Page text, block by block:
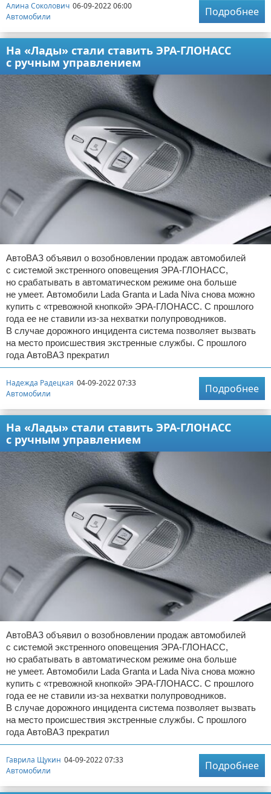
Алина Соколович 06-09-2022 06:00
Автомобили
Подробнее
На «Лады» стали ставить ЭРА-ГЛОНАСС
с ручным управлением
АвтоВАЗ объявил о возобновлении продаж автомобилей
с системой экстренного оповещения ЭРА-ГЛОНАСС,
но срабатывать в автоматическом режиме она больше
не умеет. Автомобили Lada Granta и Lada Niva снова можно
купить с «тревожной кнопкой» ЭРА-ГЛОНАСС. С прошлого
года ее не ставили из-за нехватки полупроводников.
В случае дорожного инцидента система позволяет вызвать
на место происшествия экстренные службы. С прошлого
года АвтоВАЗ прекратил
Надежда Радецкая 04-09-2022 07:33
Автомобили
Подробнее
На «Лады» стали ставить ЭРА-ГЛОНАСС
с ручным управлением
АвтоВАЗ объявил о возобновлении продаж автомобилей
с системой экстренного оповещения ЭРА-ГЛОНАСС,
но срабатывать в автоматическом режиме она больше
не умеет. Автомобили Lada Granta и Lada Niva снова можно
купить с «тревожной кнопкой» ЭРА-ГЛОНАСС. С прошлого
года ее не ставили из-за нехватки полупроводников.
В случае дорожного инцидента система позволяет вызвать
на место происшествия экстренные службы. С прошлого
года АвтоВАЗ прекратил
Гаврила Щукин 04-09-2022 07:33
Автомобили
Подробнее